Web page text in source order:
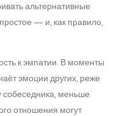
альтернативные
— и, как правило,
к эмпатии. В моменты
эмоции других, реже
собеседника, меньше
отношения могут